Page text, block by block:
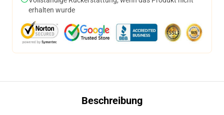
erhalten wurde
Beschreibung